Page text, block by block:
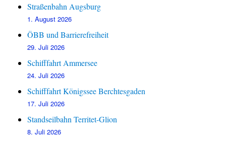
Straßenbahn Augsburg
1. August 2026
ÖBB und Barrierefreiheit
29. Juli 2026
Schifffahrt Ammersee
24. Juli 2026
Schifffahrt Königssee Berchtesgaden
17. Juli 2026
Standseilbahn Territet-Glion
8. Juli 2026